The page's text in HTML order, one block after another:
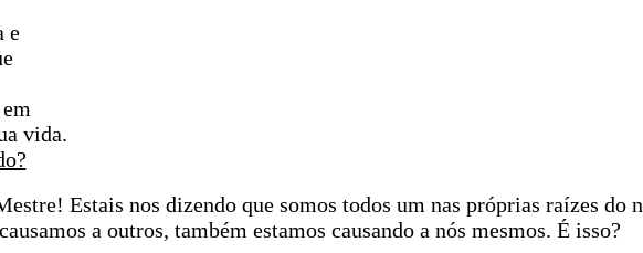
e
vida.
Estais nos dizendo que somos todos um nas próprias raízes do
a outros, também estamos causando a nós mesmos. É isso?